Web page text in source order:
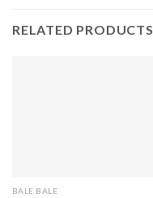
RELATED PRODUCTS
BALE BALE